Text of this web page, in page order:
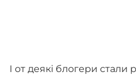
І от деякі блогери